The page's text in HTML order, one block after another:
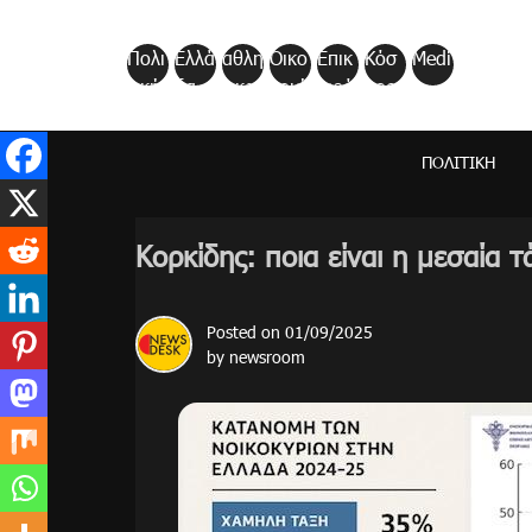
Πολι
τική
Ελλά
δα
αθλη
τικα
Οικο
νομί
Επικ
αιρό
Κόσ
μος
Medi
a
ΠΟΛΙΤΙΚΉ
Κορκίδης: ποια είναι η μεσαία
Posted on 01/09/2025
by newsroom